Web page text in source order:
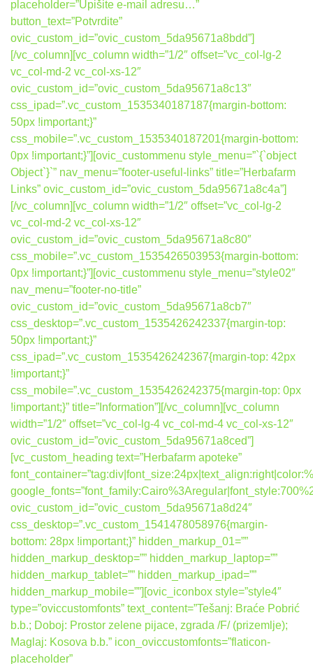
placeholder=”Upišite e-mail adresu…”
button_text=”Potvrdite”
ovic_custom_id=”ovic_custom_5da95671a8bdd”]
[/vc_column][vc_column width=”1/2″ offset=”vc_col-lg-2
vc_col-md-2 vc_col-xs-12″
ovic_custom_id=”ovic_custom_5da95671a8c13″
css_ipad=”.vc_custom_1535340187187{margin-bottom:
50px !important;}”
css_mobile=”.vc_custom_1535340187201{margin-bottom:
0px !important;}”][ovic_custommenu style_menu=”`{`object
Object`}`” nav_menu=”footer-useful-links” title=”Herbafarm
Links” ovic_custom_id=”ovic_custom_5da95671a8c4a”]
[/vc_column][vc_column width=”1/2″ offset=”vc_col-lg-2
vc_col-md-2 vc_col-xs-12″
ovic_custom_id=”ovic_custom_5da95671a8c80″
css_mobile=”.vc_custom_1535426503953{margin-bottom:
0px !important;}”][ovic_custommenu style_menu=”style02″
nav_menu=”footer-no-title”
ovic_custom_id=”ovic_custom_5da95671a8cb7″
css_desktop=”.vc_custom_1535426242337{margin-top:
50px !important;}”
css_ipad=”.vc_custom_1535426242367{margin-top: 42px
!important;}”
css_mobile=”.vc_custom_1535426242375{margin-top: 0px
!important;}” title=”Information”][/vc_column][vc_column
width=”1/2″ offset=”vc_col-lg-4 vc_col-md-4 vc_col-xs-12″
ovic_custom_id=”ovic_custom_5da95671a8ced”]
[vc_custom_heading text=”Herbafarm apoteke”
ovic_custom_id=”ovic_custom_5da95671a8d24″
css_desktop=”.vc_custom_1541478058976{margin-
bottom: 28px !important;}” hidden_markup_01=””
hidden_markup_desktop=”” hidden_markup_laptop=””
hidden_markup_tablet=”” hidden_markup_ipad=””
hidden_markup_mobile=””][ovic_iconbox style=”style4″
type=”oviccustomfonts” text_content=”Tešanj: Braće Pobrić
b.b.; Doboj: Prostor zelene pijace, zgrada /F/ (prizemlje);
Maglaj: Kosova b.b.” icon_oviccustomfonts=”flaticon-
placeholder”